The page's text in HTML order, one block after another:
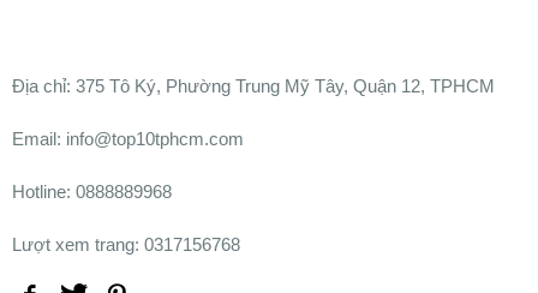
Ðịa chỉ: 375 Tô Ký, Phường Trung Mỹ Tây, Quận 12, TPHCM
Email: info@top10tphcm.com
Hotline: 0888889968
Lượt xem trang: 0317156768